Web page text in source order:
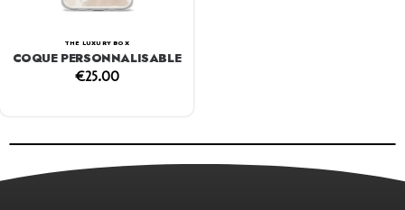
THE LUXURY BOX
COQUE PERSONNALISABLE
€25.00